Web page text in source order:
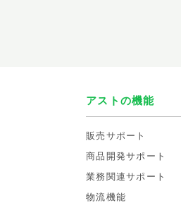
アストの機能
販売サポート
商品開発サポート
業務関連サポート
物流機能